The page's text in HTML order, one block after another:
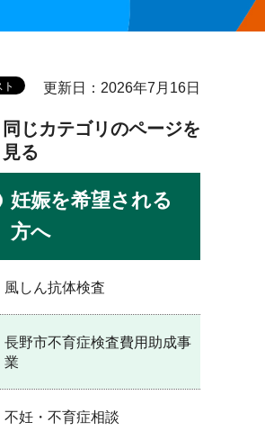
更新日：2026年7月16日
同じカテゴリのページを
見る
妊娠を希望される
方へ
風しん抗体検査
長野市不育症検査費用助成事
業
不妊・不育症相談